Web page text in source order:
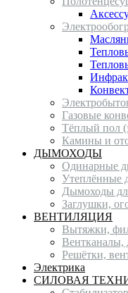
Газовые
Тёплый пол
Камины и
ДЫМОХОДЫ
Одинарные
Утеплённые
Дымоходы
Заглушки,
ВЕНТИЛЯЦИЯ
Вытяжки,
Вентканалы,
Решётки,
Электрика
СИЛОВАЯ